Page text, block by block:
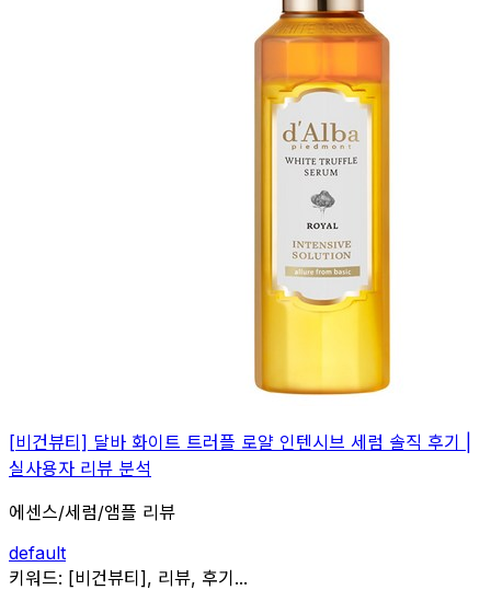
[비건뷰티] 달바 화이트 트러플 로얄 인텐시브 세럼 솔직 후기 |
실사용자 리뷰 분석
에센스/세럼/앰플 리뷰
default
관련
키워드: [비건뷰티], 리뷰, 후기...